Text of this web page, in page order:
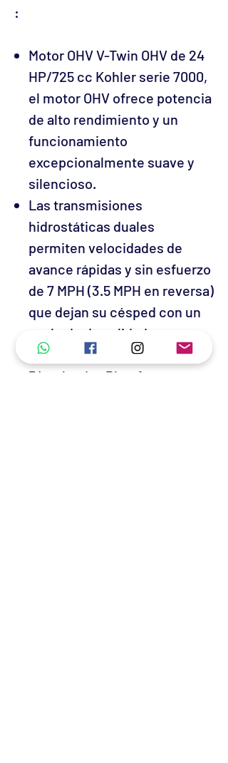
:
Motor OHV V-Twin OHV de 24
HP/725 cc Kohler serie 7000,
el motor OHV ofrece potencia
de alto rendimiento y un
funcionamiento
excepcionalmente suave y
silencioso.
Las transmisiones
hidrostáticas duales
permiten velocidades de
avance rápidas y sin esfuerzo
de 7 MPH (3.5 MPH en reversa)
que dejan su césped con un
acabado de calidad
profesional.
54 pulgadas Plataforma